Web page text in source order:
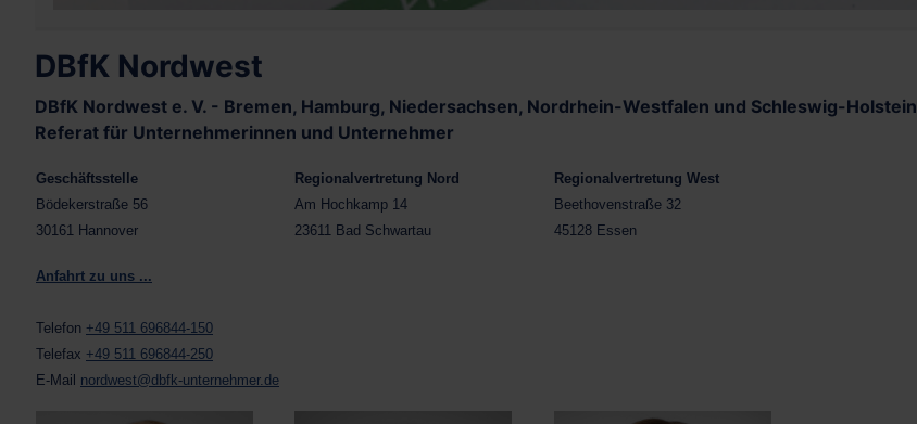
DBfK Nordwest
DBfK Nordwest e. V. - Bremen, Hamburg, Niedersachsen, Nordrhein-Westfalen und Schleswig-Holstein
Referat für Unternehmerinnen und Unternehmer
Geschäftsstelle
Bödekerstraße 56
30161 Hannover
Regionalvertretung Nord
Am Hochkamp 14
23611 Bad Schwartau
Regionalvertretung West
Beethovenstraße 32
45128 Essen
Anfahrt zu uns ...
Telefon +49 511 696844-150
Telefax +49 511 696844-250
E-Mail nordwest@dbfk-unternehmer.de